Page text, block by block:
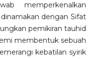
memperkenalkan
dengan Sifat
pemikiran tauhid
membentuk sebuah
kebatilan syirik